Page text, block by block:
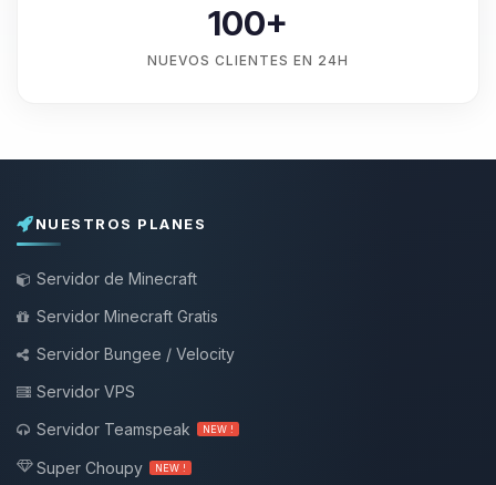
100+
NUEVOS CLIENTES EN 24H
NUESTROS PLANES
Servidor de Minecraft
Servidor Minecraft Gratis
Servidor Bungee / Velocity
Servidor VPS
Servidor Teamspeak
NEW !
Super Choupy NEW !